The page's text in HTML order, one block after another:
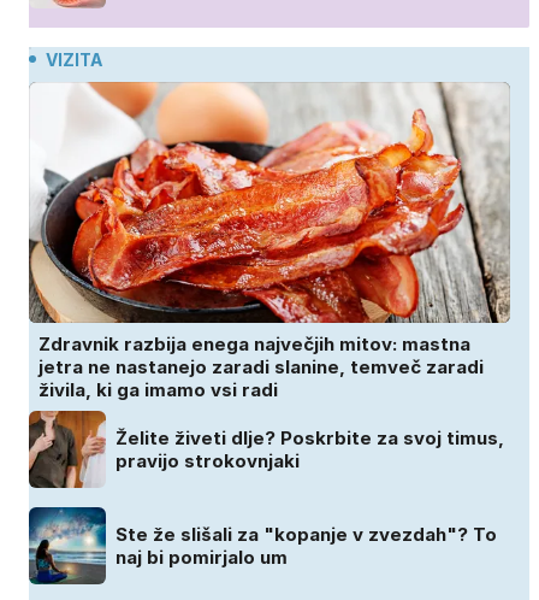
VIZITA
Zdravnik razbija enega največjih mitov: mastna
jetra ne nastanejo zaradi slanine, temveč zaradi
živila, ki ga imamo vsi radi
Želite živeti dlje? Poskrbite za svoj timus,
pravijo strokovnjaki
Ste že slišali za "kopanje v zvezdah"? To
naj bi pomirjalo um